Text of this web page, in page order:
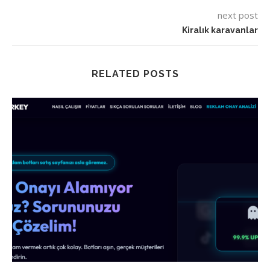
next post
Kiralık karavanlar
RELATED POSTS